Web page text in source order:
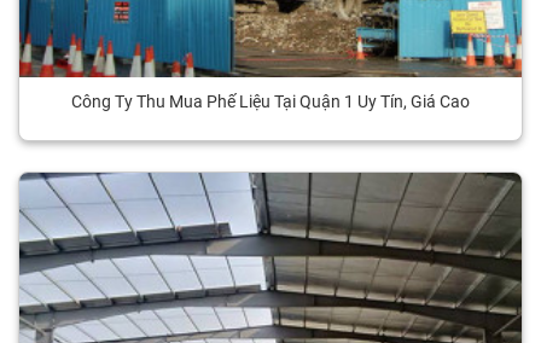
Công Ty Thu Mua Phế Liệu Tại Quận 1 Uy Tín, Giá Cao